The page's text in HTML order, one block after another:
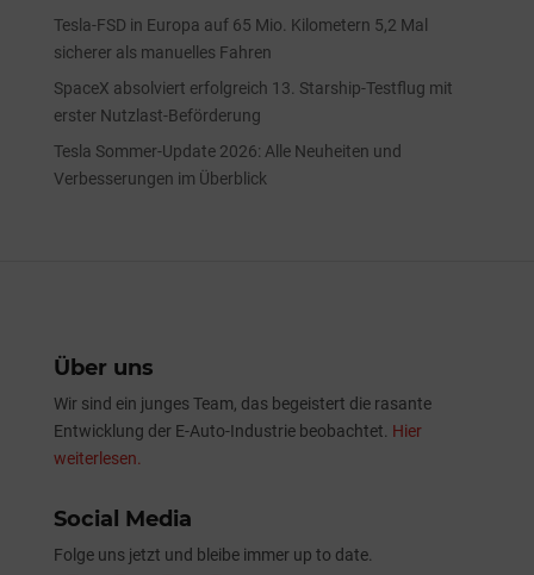
Tesla-FSD in Europa auf 65 Mio. Kilometern 5,2 Mal
sicherer als manuelles Fahren
SpaceX absolviert erfolgreich 13. Starship-Testflug mit
erster Nutzlast-Beförderung
Tesla Sommer-Update 2026: Alle Neuheiten und
Verbesserungen im Überblick
Über uns
Wir sind ein junges Team, das begeistert die rasante
Entwicklung der E-Auto-Industrie beobachtet. Hier
weiterlesen.
Social Media
Folge uns jetzt und bleibe immer up to date.